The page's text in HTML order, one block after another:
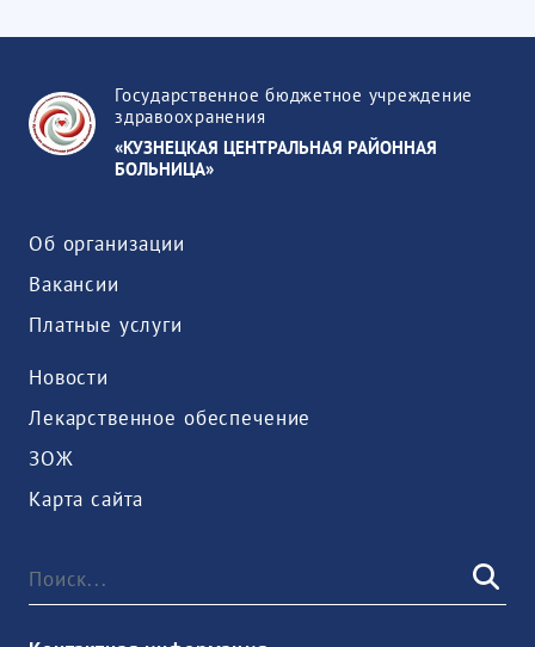
Государственное бюджетное учреждение
здравоохранения
«КУЗНЕЦКАЯ ЦЕНТРАЛЬНАЯ РАЙОННАЯ
БОЛЬНИЦА»
Об организации
Вакансии
Платные услуги
Новости
Лекарственное обеспечение
ЗОЖ
Карта сайта